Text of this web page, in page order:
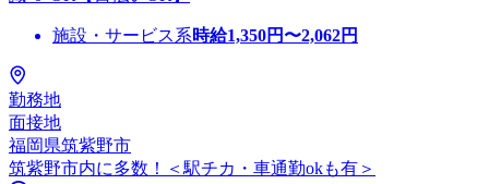
施設・サービス系時給1,350円〜2,062円
勤務地
面接地
福岡県筑紫野市
筑紫野市内に多数！＜駅チカ・車通勤okも有＞